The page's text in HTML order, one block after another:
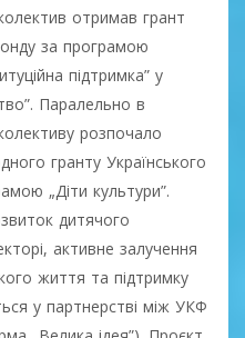
отримав грант
за програмою
підтримка” у
Паралельно в
розпочало
гранту Українського
„Діти культури”.
дитячого
активне залучення
життя та підтримку
у партнерстві між УКФ